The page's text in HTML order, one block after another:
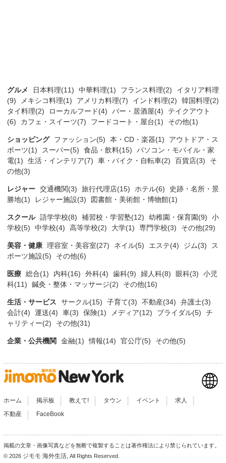
グルメ 日本料理(11) 中華料理(1) フランス料理(2)
イタリア料理
(9)
メキシコ料理(1) アメリカ料理(7) インド料理(2)
韓国料理(2)
タイ料理(2)
ローカルフード(4) バー・居酒屋(4)
テイクアウト
(6)
カフェ・スイーツ(7) フードコート・屋台(1) その他(1)
ショッピング ファッション(5) 本・CD・楽器(1)
アウトドア・ス
ポーツ(1)
スーパー(5) 食品・飲料(15)
パソコン・モバイル・家
電(1)
生活・インテリア(7) 車・バイク・自転車(2) 百貨店(3)
そ
の他(3)
レジャー 交通機関(3) 旅行代理店(15) ホテル(6)
史跡・名所・景
勝地(1)
レジャー施設(3) 図書館・美術館・博物館(1)
スクール 語学学校(8) 補習校・学習塾(12) 幼稚園・保育園(9)
小
学校(5)
中学校(4) 高等学校(2) 大学(1) 専門学校(3) その他(29)
美容・健康 理容室・美容室(27) ネイル(5) エステ(4) ジム(3)
ス
ポーツ施設(5)
その他(6)
医療 総合(1) 内科(16) 外科(4) 歯科(9) 婦人科(8) 眼科(3)
小児
科(11)
鍼灸・整体・マッサージ(2) その他(16)
生活・サービス サークル(15) 子育て(3) 不動産(34)
弁護士(3)
会計(4)
運送(4) 車(3) 保険(1) メディア(12) ブライダル(5)
チ
ャリティー(2)
その他(31)
企業・公共機関 金融(1) 情報(14) 官公庁(5) その他(5)
ホーム 掲示板 教えて! タウン イベント 求人
不動産 FaceBook
掲載の文章・画像写真などを無断で複製することは著作権法により禁じられています。
© 2026 ジモモ 海外生活 , All Rights Reserved.